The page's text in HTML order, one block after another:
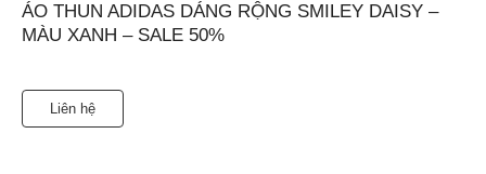
ÁO THUN ADIDAS DÁNG RỘNG SMILEY DAISY –
MÀU XANH – SALE 50%
Liên hệ